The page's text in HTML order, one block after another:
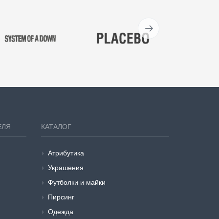
КАТАЛОГ
Атрибутика
Украшения
Футболки и майки
Пирсинг
Одежда